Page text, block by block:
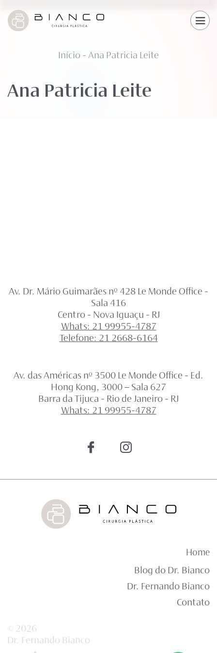
Início - Ana Patricia Leite
Ana Patricia Leite
Av. Dr. Mário Guimarães nº 428 Le Monde Office -
Sala 416
Centro - Nova Iguaçu - RJ
Whats: 21 99955-4787
Telefone: 21 2668-6164
Av. das Américas nº 3500 Le Monde Office - Ed.
Hong Kong, 3000 – Sala 627
Barra da Tijuca - Rio de Janeiro - RJ
Whats: 21 99955-4787
Home
Blog do Dr. Bianco
Dr. Fernando Bianco
Contato
© 2026
Dr. Fernando Bianco